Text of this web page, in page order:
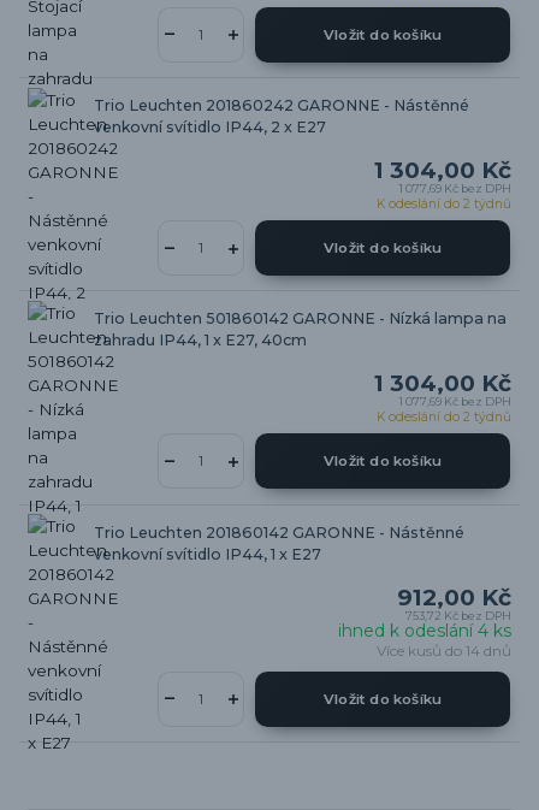
Vložit do košíku
Trio Leuchten 201860242 GARONNE - Nástěnné
venkovní svítidlo IP44, 2 x E27
1 304,00 Kč
1 077,69 Kč bez DPH
K odeslání do 2 týdnů
Vložit do košíku
Trio Leuchten 501860142 GARONNE - Nízká lampa na
zahradu IP44, 1 x E27, 40cm
1 304,00 Kč
1 077,69 Kč bez DPH
K odeslání do 2 týdnů
Vložit do košíku
Trio Leuchten 201860142 GARONNE - Nástěnné
venkovní svítidlo IP44, 1 x E27
912,00 Kč
753,72 Kč bez DPH
ihned k odeslání 4 ks
Více kusů do 14 dnů
Vložit do košíku